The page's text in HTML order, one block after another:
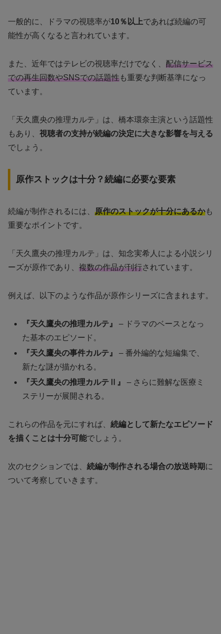
一般的に、ドラマの視聴率が10％以上であれば続編の可
能性が高くなると言われています。
また、近年ではテレビの視聴率だけでなく、 配信サービス
での再生回数やSNSでの話題性も重要な判断基準になっ
ています。
「天久鷹央の推理カルテ」は、橋本環奈主演という話題性
もあり、 視聴者の支持が続編の決定に大きな影響を与える
でしょう。
原作ストックは十分？続編に必要な要素
続編が制作されるには、 原作のストックが十分にあるかも
重要なポイントです。
「天久鷹央の推理カルテ」は、知念実希人による小説シリ
ーズが原作であり、 複数の作品が刊行されています。
例えば、以下のような作品が原作シリーズに含まれます。
『天久鷹央の推理カルテ』
– ドラマのベースとなっ
た基本のエピソード。
『天久鷹央の事件カルテ』
– 番外編的な短編集で、
新たな謎が描かれる。
『天久鷹央の推理カルテⅡ』
– さらに難解な医療ミ
ステリーが展開される。
これらの作品を元にすれば、 続編として新たなエピソード
を描くことは十分可能でしょう。
次のセクションでは、 続編が制作される場合の放送時期に
ついて考察していきます。